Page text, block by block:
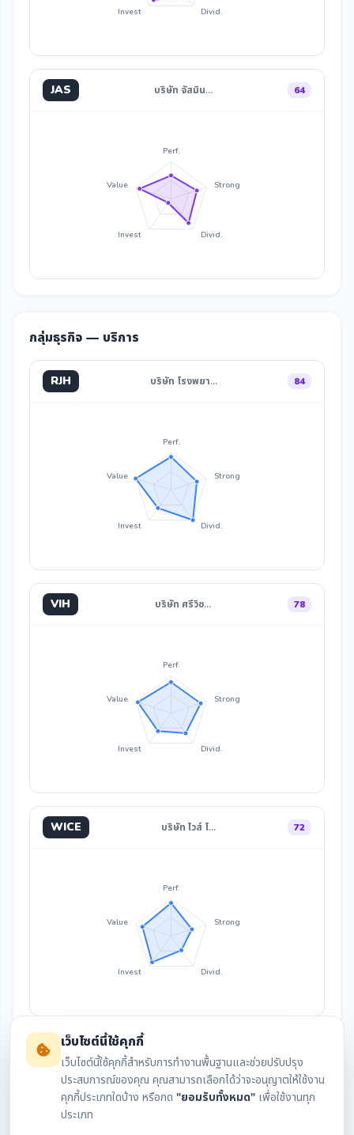
Divid.
Invest
JAS บริษัท จัสมิน… 64
Perf.
Strong
Divid.
Invest
Value
กลุ่มธุรกิจ — บริการ
RJH บริษัท โรงพยา… 84
Perf.
Strong
Divid.
Invest
Value
VIH บริษัท ศรีวิช… 78
Perf.
Strong
Divid.
Invest
Value
WICE บริษัท ไวส์ โ… 72
Perf.
Strong
Divid.
Invest
Value
สรุปงบล่าสุด กราฟราคา
เว็บไซต์นี้ใช้คุกกี้
เว็บไซต์นี้ใช้คุกกี้สำหรับการทำงานพื้นฐานและช่วยปรับปรุง
ประสบการณ์ของคุณ คุณสามารถเลือกได้ว่าจะอนุญาตให้ใช้งาน
คุกกี้ประเภทใดบ้าง หรือกด "ยอมรับทั้งหมด" เพื่อใช้งานทุก
ประเภท